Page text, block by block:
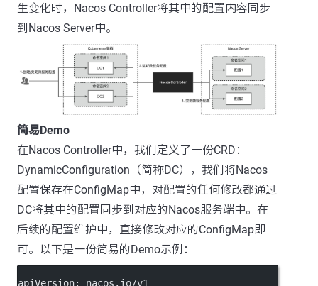
生变化时，Nacos Controller将其中的配置内容同步
到Nacos Server中。
简易Demo
在Nacos Controller中，我们定义了一份CRD：
DynamicConfiguration（简称DC），我们将Nacos
配置保存在ConfigMap中，对配置的任何修改都通过
DC将其中的配置同步到对应的Nacos服务端中。在
后续的配置维护中，直接修改对应的ConfigMap即
可。以下是一份简易的Demo示例：
apiVersion: nacos.io/v1